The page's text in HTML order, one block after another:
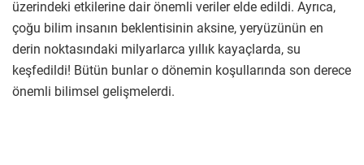
üzerindeki etkilerine dair önemli veriler elde edildi. Ayrıca,
çoğu bilim insanın beklentisinin aksine, yeryüzünün en
derin noktasındaki milyarlarca yıllık kayaçlarda, su
keşfedildi! Bütün bunlar o dönemin koşullarında son derece
önemli bilimsel gelişmelerdi.